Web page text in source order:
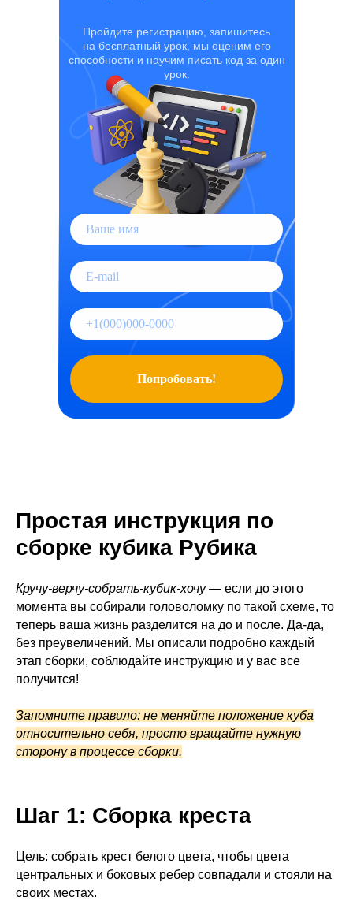
Пройдите регистрацию, запишитесь
на бесплатный урок, мы оценим его
способности и научим писать код за один
урок.
Попробовать!
Простая инструкция по
сборке кубика Рубика
Кручу-верчу-собрать-кубик-хочу— если до этого
момента вы собирали головоломку по такой схеме, то
теперь ваша жизнь разделится на до и после. Да-да,
без преувеличений. Мы описали подробно каждый
этап сборки, соблюдайте инструкцию и у вас все
получится!
Запомните правило: не меняйте положение куба
относительно себя, просто вращайте нужную
сторону в процессе сборки.
Шаг 1: Сборка креста
Цель: собрать крест белого цвета, чтобы цвета
центральных и боковых ребер совпадали и стояли на
своих местах.